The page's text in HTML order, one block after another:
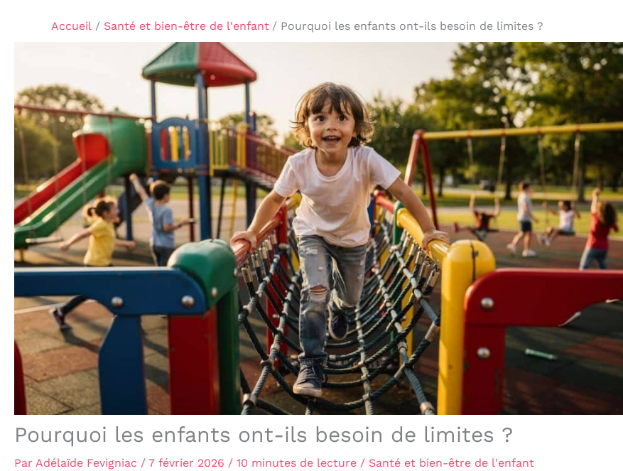
Accueil Santé et bien-être de l'enfant Pourquoi les enfants ont-ils besoin de limites ?
Pourquoi les enfants ont-ils besoin de limites ?
Par Adélaïde Fevigniac / 7 février 2026 / 10 minutes de lecture / Santé et bien-être de l'enfant